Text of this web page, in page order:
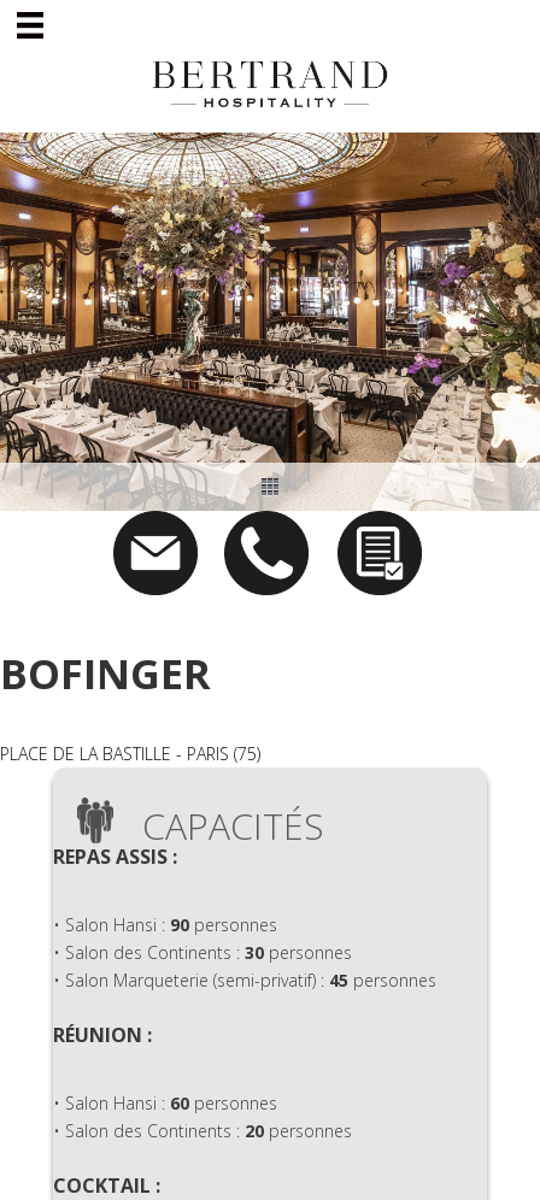
BOFINGER
PLACE DE LA BASTILLE - PARIS (75)
CAPACITÉS
REPAS ASSIS :
• Salon Hansi : 90 personnes
• Salon des Continents : 30 personnes
• Salon Marqueterie (semi-privatif) : 45 personnes
RÉUNION :
• Salon Hansi : 60 personnes
• Salon des Continents : 20 personnes
COCKTAIL :